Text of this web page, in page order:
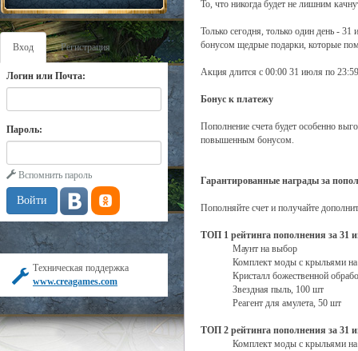
Вход Регистрация
Логин или Почта:
Пароль:
Вспомнить пароль
Техническая поддержка
www.creagames.com
То, что никогда будет не лишним
Только сегодня, только один день -
бонусом щедрые подарки, которые
Акция длится с 00:00 31 июля по
Бонус к платежу
Пополнение счета будет особенно
повышенным бонусом.
Гарантированные награды за
Пополняйте счет и получайте
ТОП 1 рейтинга пополнения за 31
Маунт на выбор
Комплект моды с крыльями
Кристалл божественной
Звездная пыль, 100 шт
Реагент для амулета, 50 шт
ТОП 2 рейтинга пополнения за 31
Комплект моды с крыльями